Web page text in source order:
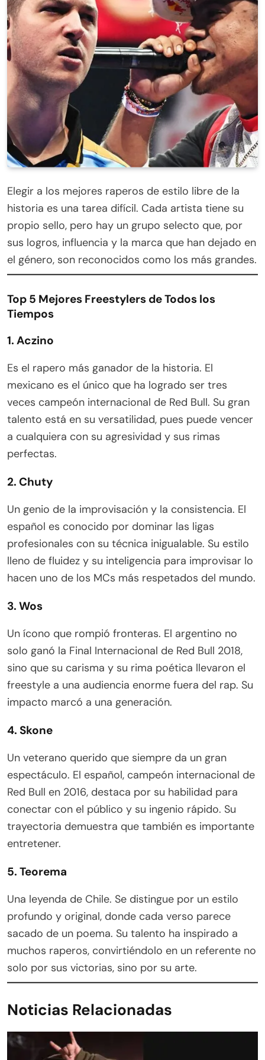
Elegir a los mejores raperos de estilo libre de la
historia es una tarea difícil. Cada artista tiene su
propio sello, pero hay un grupo selecto que, por
sus logros, influencia y la marca que han dejado en
el género, son reconocidos como los más grandes.
Top 5 Mejores Freestylers de Todos los
Tiempos
1. Aczino
Es el rapero más ganador de la historia. El
mexicano es el único que ha logrado ser tres
veces campeón internacional de Red Bull. Su gran
talento está en su versatilidad, pues puede vencer
a cualquiera con su agresividad y sus rimas
perfectas.
2. Chuty
Un genio de la improvisación y la consistencia. El
español es conocido por dominar las ligas
profesionales con su técnica inigualable. Su estilo
lleno de fluidez y su inteligencia para improvisar lo
hacen uno de los MCs más respetados del mundo.
3. Wos
Un ícono que rompió fronteras. El argentino no
solo ganó la Final Internacional de Red Bull 2018,
sino que su carisma y su rima poética llevaron el
freestyle a una audiencia enorme fuera del rap. Su
impacto marcó a una generación.
4. Skone
Un veterano querido que siempre da un gran
espectáculo. El español, campeón internacional de
Red Bull en 2016, destaca por su habilidad para
conectar con el público y su ingenio rápido. Su
trayectoria demuestra que también es importante
entretener.
5. Teorema
Una leyenda de Chile. Se distingue por un estilo
profundo y original, donde cada verso parece
sacado de un poema. Su talento ha inspirado a
muchos raperos, convirtiéndolo en un referente no
solo por sus victorias, sino por su arte.
Noticias Relacionadas